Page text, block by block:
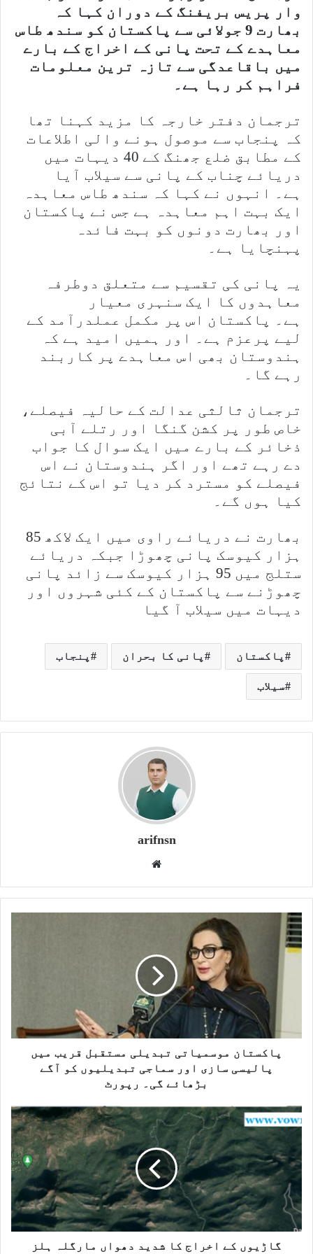
وار پریس بریفنگ کے دوران کہا کہ
بھارت 9 جولائی
سے پاکستان کو سندھ طاس
معاہدے کے تحت پانی کے اخراج کے بارے
میں باقاعدگی سے تازہ ترین معلومات
فراہم کر رہا ہے۔
ترجمان دفتر خارجہ کا مزید کہنا تھا
کہ پنجاب سے موصول ہونے والی اطلاعات
کے مطابق ضلع جھنگ کے 40 دیہات میں
دریائے چناب کے پانی سے سیلاب آیا
ہے۔ انہوں نے کہا کہ سندھ طاس معاہدہ
ایک بہت اہم معاہدہ ہے جس نے پاکستان
اور بھارت دونوں کو بہت فائدہ
پہنچایا ہے۔
یہ پانی کی تقسیم سے متعلق دوطرفہ
معاہدوں کا ایک سنہری معیار
ہے۔ پاکستان اس پر مکمل عملدرآمد کے
لیے پرعزم ہے۔ اور ہمیں امید ہے کہ
ہندوستان بھی اس معاہدے پر کاربند
رہے گا۔
ترجمان ثالثی عدالت کے حالیہ فیصلے،
خاص طور پر کشن گنگا اور رتلے آبی
ذخائر کے بارے میں ایک سوال کا جواب
دے رہے تھے اور اگر ہندوستان نے اس
فیصلے کو مسترد کر دیا تو اس کے نتائج
کیا ہوں گے۔
بھارت نے دریائے راوی میں ایک لاکھ 85
ہزار کیوسک پانی چھوڑا جبکہ دریائے
ستلج میں 95 ہزار کیوسک سے زائد پانی
چھوڑنے سے پاکستان کے کئی شہروں اور
دیہات میں سیلاب آ گیا
پاکستان پانی کا بحران پنجاب
سیلاب
arifnsn
b
s
پاکستان موسمیاتی تبدیلی مستقبل قریب میں
پالیسی سازی اور سماجی تبدیلیوں کو آگے
بڑھائے گی۔ رپورٹ
گاڑیوں کے اخراج کا شدید دھواں مارگلہ ہلز